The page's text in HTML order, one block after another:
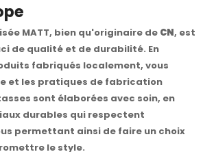
MATT, bien qu'originaire de CN, est
de qualité et de durabilité. En
fabriqués localement, vous
et les pratiques de fabrication
sont élaborées avec soin, en
durables qui respectent
permettant ainsi de faire un choix
le style.